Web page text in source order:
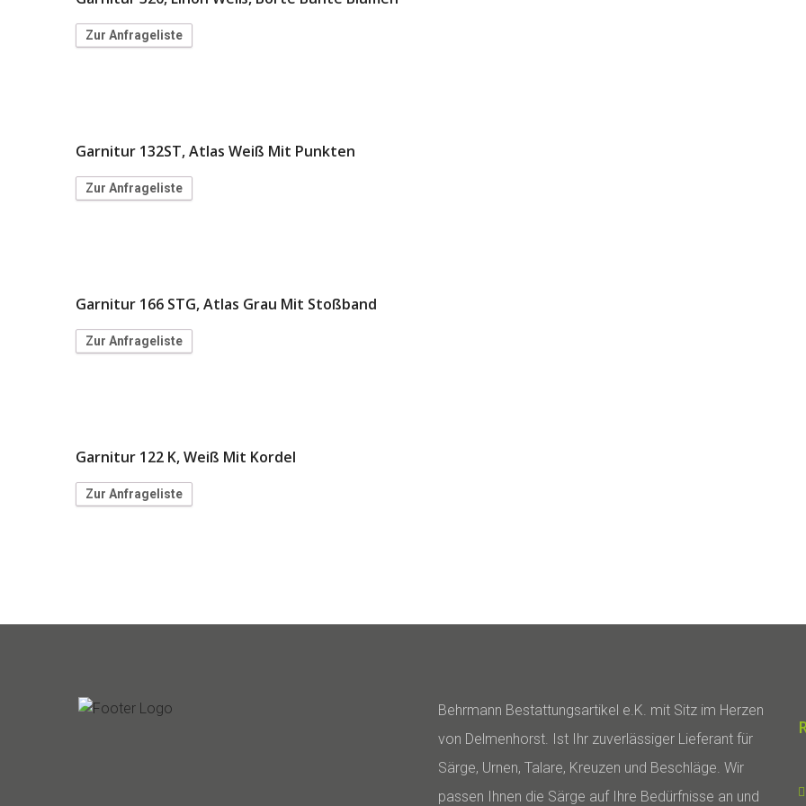
Zur Anfrageliste
Garnitur 132ST, Atlas Weiß Mit Punkten
Zur Anfrageliste
Garnitur 166 STG, Atlas Grau Mit Stoßband
Zur Anfrageliste
Garnitur 122 K, Weiß Mit Kordel
Zur Anfrageliste
Behrmann Bestattungsartikel e.K. mit Sitz im Herzen
von Delmenhorst. Ist Ihr zuverlässiger Lieferant für
Särge, Urnen, Talare, Kreuzen und Beschläge. Wir
passen Ihnen die Särge auf Ihre Bedürfnisse an und